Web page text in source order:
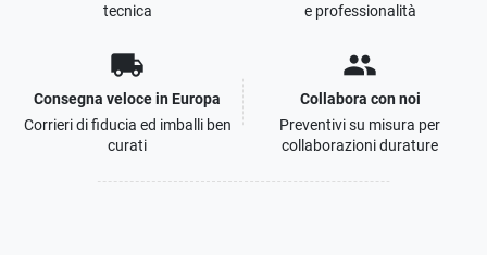
tecnica
e professionalità
local_shipping
Consegna veloce in Europa
Corrieri di fiducia ed imballi ben
curati
people
Collabora con noi
Preventivi su misura per
collaborazioni durature